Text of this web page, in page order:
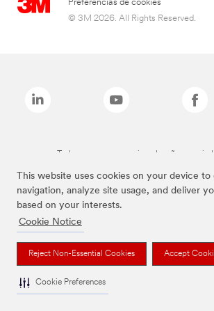
This website uses cookies on your device to
navigation, analyze site usage, and deliver
based on your interests.
Cookie Notice
Reject Non-Essential Cookies Accept
Cookie Preferences
Preferências de cookies
© 3M 2026. All Rights Reserved.
Todas as marcas mencionadas são